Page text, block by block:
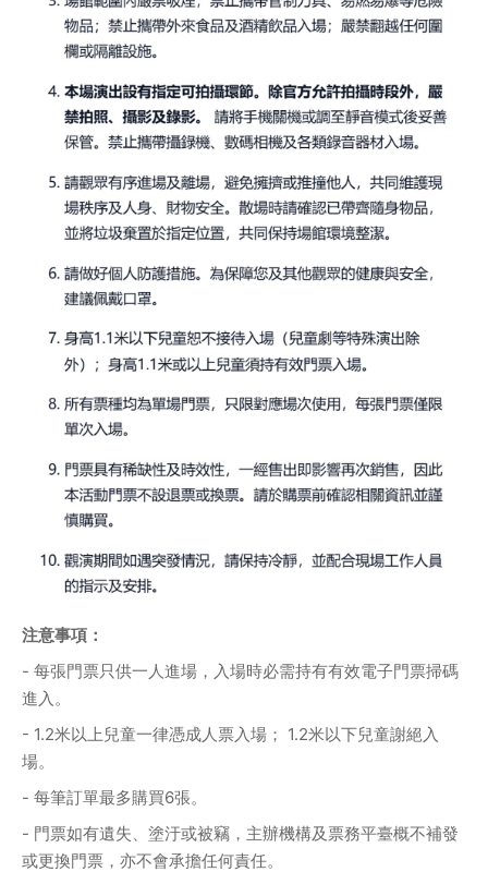
注意事項：
- 每張門票只供一人進場，入場時必需持有有效電子門票掃碼
進入。
- 1.2米以上兒童一律憑成人票入場； 1.2米以下兒童謝絕入
場。
- 每筆訂單最多購買6張。
- 門票如有遺失、塗汙或被竊，主辦機構及票務平臺概不補發
或更換門票，亦不會承擔任何責任。